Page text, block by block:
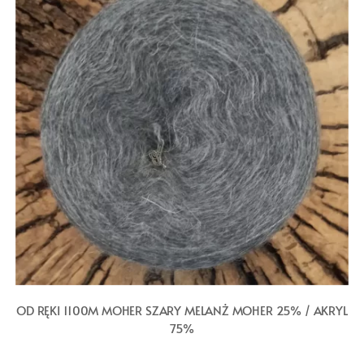
OD RĘKI 1100M MOHER SZARY MELANŻ MOHER 25% / AKRYL
75%